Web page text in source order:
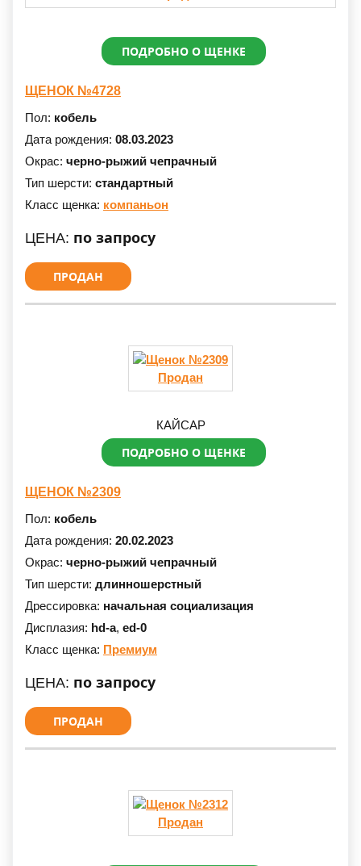
ПОДРОБНО О ЩЕНКЕ
ЩЕНОК №4728
Пол: кобель
Дата рождения: 08.03.2023
Окрас: черно-рыжий чепрачный
Тип шерсти: стандартный
Класс щенка: компаньон
ЦЕНА: по запросу
ПРОДАН
Продан
КАЙСАР
ПОДРОБНО О ЩЕНКЕ
ЩЕНОК №2309
Пол: кобель
Дата рождения: 20.02.2023
Окрас: черно-рыжий чепрачный
Тип шерсти: длинношерстный
Дрессировка: начальная социализация
Дисплазия: hd-a, ed-0
Класс щенка: Премиум
ЦЕНА: по запросу
ПРОДАН
Продан